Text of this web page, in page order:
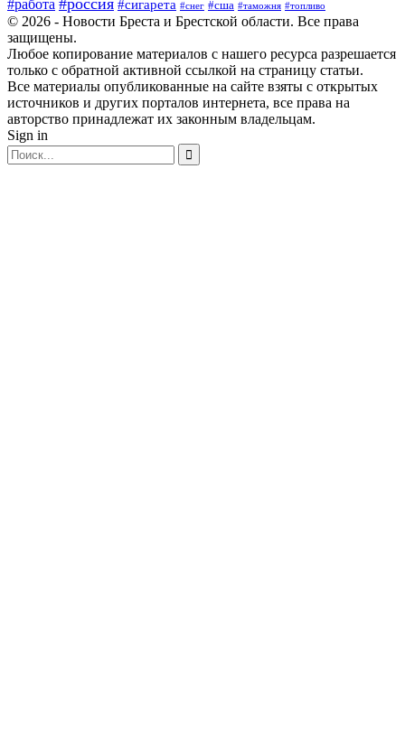
#работа #россия #сигарета #снег #сша #таможня #топливо
© 2026 - Новости Бреста и Брестской области. Все права
защищены.
Любое копирование материалов с нашего ресурса разрешается
только с обратной активной ссылкой на страницу статьи.
Все материалы опубликованные на сайте взяты с открытых
источников и других порталов интернета, все права на
авторство принадлежат их законным владельцам.
Sign in